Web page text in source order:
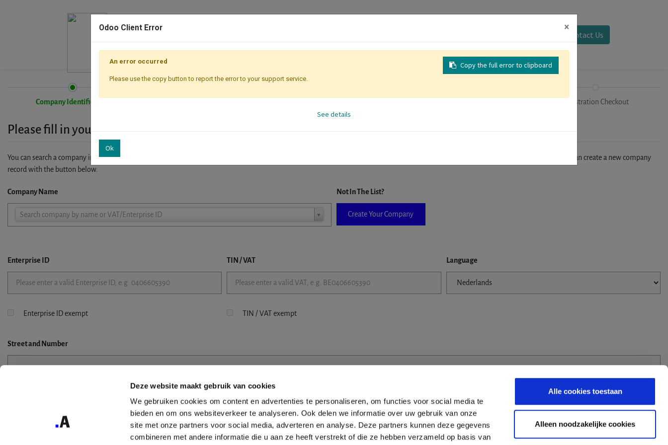
Deze website maakt gebruik van cookies
We gebruiken cookies om content en advertenties te personaliseren, om functies voor social media te
bieden en om ons websiteverkeer te analyseren. Ook delen we informatie over uw gebruik van onze
site met onze partners voor social media, adverteren en analyse. Deze partners kunnen deze gegevens
combineren met andere informatie die u aan ze heeft verstrekt of die ze hebben verzameld op basis van
Alle cookies toestaan
Alleen noodzakelijke cookies
Contact Us
Company Identification Registration Checkout
Please fill in your company details
You can search a company in our database by name, VAT or enterprise ID. When a company is selected it will auto-complete the form. If you don't find your company in our database, you can create a new company
record with the button below.
Company Name
Search company by name or VAT/Enterprise ID
Company
Not In The List?
Create Your Company
Enterprise ID TIN / VAT Language
Enterprise ID exempt TIN / VAT exempt
Streetand Number
Odoo Client Error ×
Copy the full error to clipboard
An error occurred
Please use the copy button to report the error to your support service.
See details
Ok